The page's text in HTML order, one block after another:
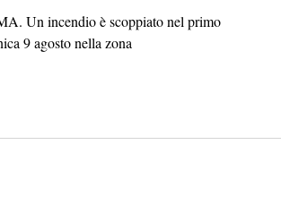
Un incendio è scoppiato nel primo
9 agosto nella zona